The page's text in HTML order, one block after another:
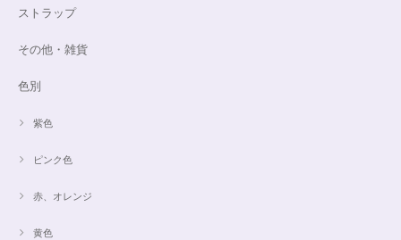
ストラップ
その他・雑貨
色別
紫色
ピンク色
赤、オレンジ
黄色